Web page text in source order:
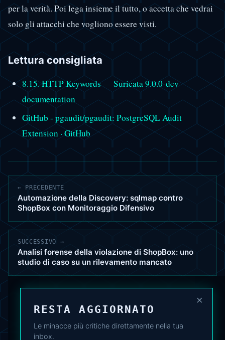
per la verità. Poi lega insieme il tutto, o accetta che vedrai
solo gli attacchi che vogliono essere visti.
Lettura consigliata
8.15. HTTP Keywords — Suricata 9.0.0-dev
documentation
GitHub - pgaudit/pgaudit: PostgreSQL Audit
Extension · GitHub
← PRECEDENTE
Automazione della Discovery: sqlmap contro
ShopBox con Monitoraggio Difensivo
SUCCESSIVO →
Analisi forense della violazione di ShopBox: uno
studio di caso su un rilevamento mancato
×
RESTA AGGIORNATO
Le minacce più critiche direttamente nella tua
inbox.